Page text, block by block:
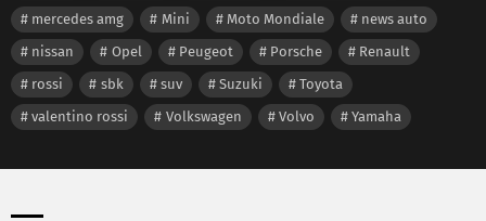
mercedes amg
Mini Moto Mondiale
news auto
nissan
Opel Peugeot Porsche
Renault
rossi
sbk suv Suzuki
Toyota
valentino rossi
Volkswagen Volvo Yamaha